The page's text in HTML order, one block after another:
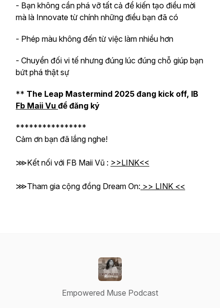
- Bạn không cần phá vỡ tất cả để kiến tạo điều mời
mà là Innovate từ chính những điều bạn đã có
- Phép màu không đến từ việc làm nhiều hơn
- Chuyển đối vi tế nhưng đúng lúc đúng chỗ giúp bạn
bứt phá thật sự
** The Leap Mastermind 2025 đang kick off, IB
Fb Maii Vu để đăng ký
****************
Cảm ơn bạn đã lắng nghe!
⋙Kết nối với FB Maii Vũ : >>LINK<<
⋙Tham gia cộng đồng Dream On: >> LINK <<
Empowered Muse Podcast